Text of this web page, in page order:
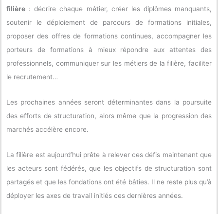
filière : décrire chaque métier, créer les diplômes manquants,
soutenir le déploiement de parcours de formations initiales,
proposer des offres de formations continues, accompagner les
porteurs de formations à mieux répondre aux attentes des
professionnels, communiquer sur les métiers de la filière, faciliter
le recrutement…
Les prochaines années seront déterminantes dans la poursuite
des efforts de structuration, alors même que la progression des
marchés accélère encore.
La filière est aujourd’hui prête à relever ces défis maintenant que
les acteurs sont fédérés, que les objectifs de structuration sont
partagés et que les fondations ont été bâties. Il ne reste plus qu’à
déployer les axes de travail initiés ces dernières années.